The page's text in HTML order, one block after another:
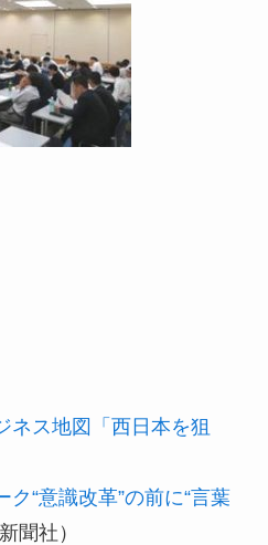
ネス地図「西日本を狙
ク“意識改革”の前に“言葉
聞社）